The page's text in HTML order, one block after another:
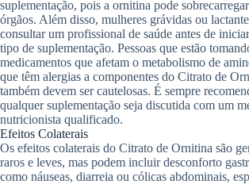
suplementação, pois a ornitina pode sobrecarregar
órgãos. Além disso, mulheres grávidas ou
consultar um profissional de saúde antes de
tipo de suplementação. Pessoas que estão
medicamentos que afetam o metabolismo de
que têm alergias a componentes do Citrato de
também devem ser cautelosas. É sempre
qualquer suplementação seja discutida com um
nutricionista qualificado.
Efeitos Colaterais
Os efeitos colaterais do Citrato de Ornitina são
raros e leves, mas podem incluir desconforto
como náuseas, diarreia ou cólicas abdominais,